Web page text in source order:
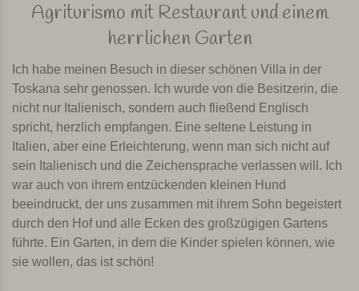
Agriturismo mit Restaurant und einem
herrlichen Garten
Ich habe meinen Besuch in dieser schönen Villa in der
Toskana sehr genossen. Ich wurde von die Besitzerin, die
nicht nur Italienisch, sondern auch fließend Englisch
spricht, herzlich empfangen. Eine seltene Leistung in
Italien, aber eine Erleichterung, wenn man sich nicht auf
sein Italienisch und die Zeichensprache verlassen will. Ich
war auch von ihrem entzückenden kleinen Hund
beeindruckt, der uns zusammen mit ihrem Sohn begeistert
durch den Hof und alle Ecken des großzügigen Gartens
führte. Ein Garten, in dem die Kinder spielen können, wie
sie wollen, das ist schön!